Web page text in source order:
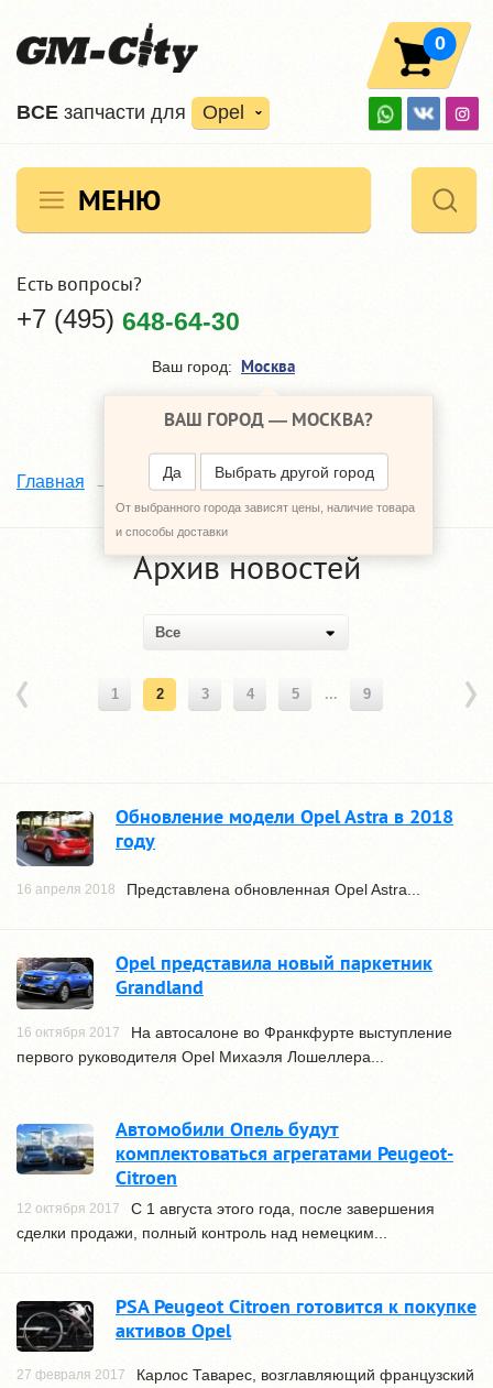
ВCE запчасти для Opel
0
МЕНЮ
Есть вопросы?
+7 (495) 648-64-30
Ваш город: Москва
ВАШ ГОРОД — МОСКВА?
Да Выбрать другой город
От выбранного города зависят цены, наличие товара
и способы доставки
Главная Архив новоcтей
Архив новостей
Все
1 2 3 4 5 ... 9
Обновление модели Opel Astra в 2018
году
16 апреля 2018 Представлена обновленная Opel Astra...
Opel представила новый паркетник
Grandland
16 октября 2017
На автосалоне во Франкфурте выступление
первого руководителя Opel Михаэля Лошеллера...
Автомобили Опель будут
комплектоваться агрегатами Peugeot-
Citroen
12 октября 2017
С 1 августа этого года, после завершения
сделки продажи, полный контроль над немецким...
PSA Peugeot Citroen готовится к покупке
активов Opel
27 февраля 2017
Карлос Таварес, возглавляющий французский